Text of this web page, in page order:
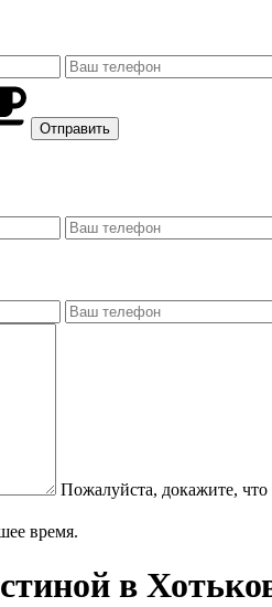
Пожалуйста, докажите,
время.
в